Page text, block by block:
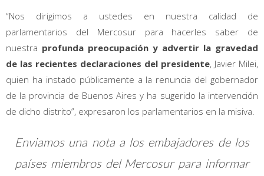
“Nos dirigimos a ustedes en nuestra calidad de
parlamentarios del Mercosur para hacerles saber de
nuestra profunda preocupación y advertir la gravedad
de las recientes declaraciones del presidente, Javier Milei,
quien ha instado públicamente a la renuncia del gobernador
de la provincia de Buenos Aires y ha sugerido la intervención
de dicho distrito”, expresaron los parlamentarios en la misiva.
Enviamos una nota a los embajadores de los
países miembros del Mercosur para informar